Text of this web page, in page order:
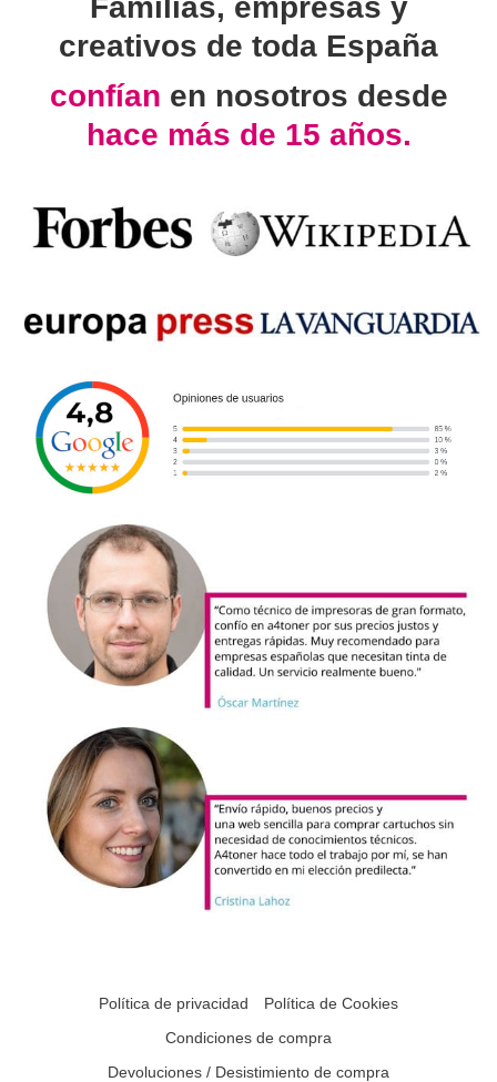
Familias, empresas y
creativos de toda España
confían en nosotros desde
hace más de 15 años.
Política de privacidad
Política de Cookies
Condiciones de compra
Devoluciones / Desistimiento de compra